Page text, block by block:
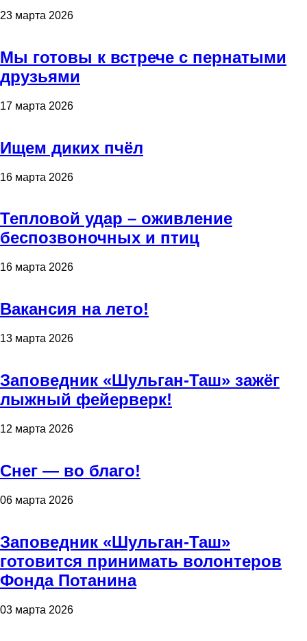
23 марта 2026
Мы готовы к встрече с пернатыми
друзьями
17 марта 2026
Ищем диких пчёл
16 марта 2026
Тепловой удар – оживление
беспозвоночных и птиц
16 марта 2026
Вакансия на лето!
13 марта 2026
Заповедник «Шульган-Таш» зажёг
лыжный фейерверк!
12 марта 2026
Снег — во благо!
06 марта 2026
Заповедник «Шульган-Таш»
готовится принимать волонтеров
Фонда Потанина
03 марта 2026